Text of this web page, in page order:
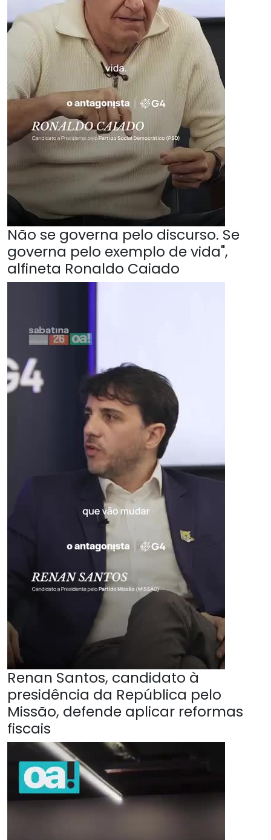
Não se governa pelo discurso. Se
governa pelo exemplo de vida",
alfineta Ronaldo Caiado
Renan Santos, candidato à
presidência da República pelo
Missão, defende aplicar reformas
fiscais